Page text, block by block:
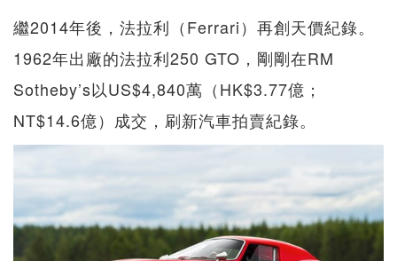
繼2014年後，法拉利（Ferrari）再創天價紀錄。
1962年出廠的法拉利250 GTO，剛剛在RM
Sotheby’s以US$4,840萬（HK$3.77億；
NT$14.6億）成交，刷新汽車拍賣紀錄。